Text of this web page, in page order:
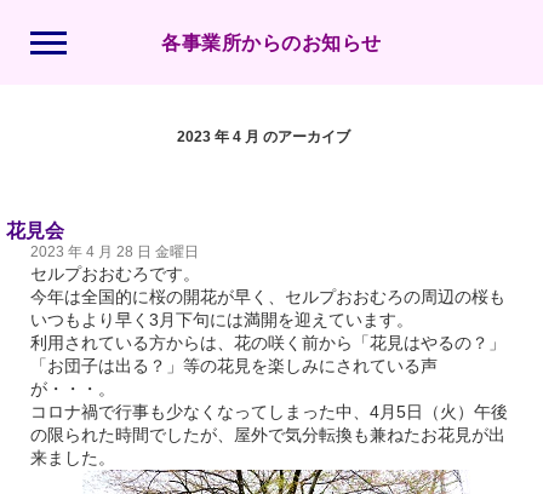
各事業所からのお知らせ
2023 年 4 月 のアーカイブ
花見会
2023 年 4 月 28 日 金曜日
セルプおおむろです。
今年は全国的に桜の開花が早く、セルプおおむろの周辺の桜も
いつもより早く3月下句には満開を迎えています。
利用されている方からは、花の咲く前から「花見はやるの？」
「お団子は出る？」等の花見を楽しみにされている声
が・・・。
コロナ禍で行事も少なくなってしまった中、4月5日（火）午後
の限られた時間でしたが、屋外で気分転換も兼ねたお花見が出
来ました。